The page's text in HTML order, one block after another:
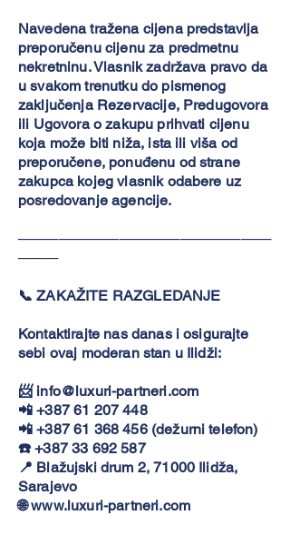
Navedena tražena cijena predstavlja
preporučenu cijenu za predmetnu
nekretninu. Vlasnik zadržava pravo da
u svakom trenutku do pismenog
zaključenja Rezervacije, Predugovora
ili Ugovora o zakupu prihvati cijenu
koja može biti niža, ista ili viša od
preporučene, ponuđenu od strane
zakupca kojeg vlasnik odabere uz
posredovanje agencije.
─────────────────────────
────
📞 ZAKAŽITE RAZGLEDANJE
Kontaktirajte nas danas i osigurajte
sebi ovaj moderan stan u Ilidži:
📨 info@luxuri-partneri.com
📲+387 61 207 448
📲+387 61 368 456(dežurni telefon)
☎️+387 33 692 587
📍 Blažujski drum 2, 71000 Ilidža,
Sarajevo
🌐www.luxuri-partneri.com